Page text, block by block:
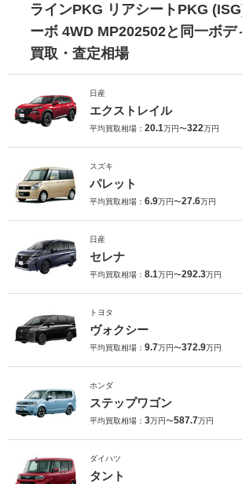
ラインPKG リアシートPKG
ーボ 4WD MP202502と同一ボデ
買取・査定相場
日産
エクストレイル
平均買取相場： 20.1万円〜322万円
スズキ
パレット
平均買取相場： 6.9万円〜27.6万円
日産
セレナ
平均買取相場： 8.1万円〜292.3万円
トヨタ
ヴォクシー
平均買取相場： 9.7万円〜372.9万円
ホンダ
ステップワゴン
平均買取相場： 3万円〜587.7万円
ダイハツ
タント